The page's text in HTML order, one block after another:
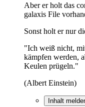
Aber er holt das
galaxis File
Sonst holt er nur
"Ich weiß nicht,
kämpfen werden,
Keulen prügeln."
(Albert Einstein)
Inhalt